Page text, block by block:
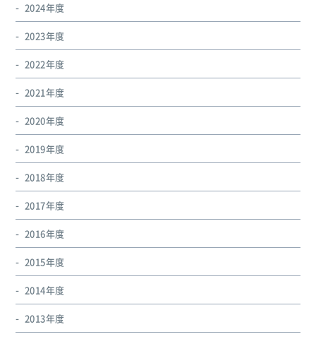
2024年度
2023年度
2022年度
2021年度
2020年度
2019年度
2018年度
2017年度
2016年度
2015年度
2014年度
2013年度